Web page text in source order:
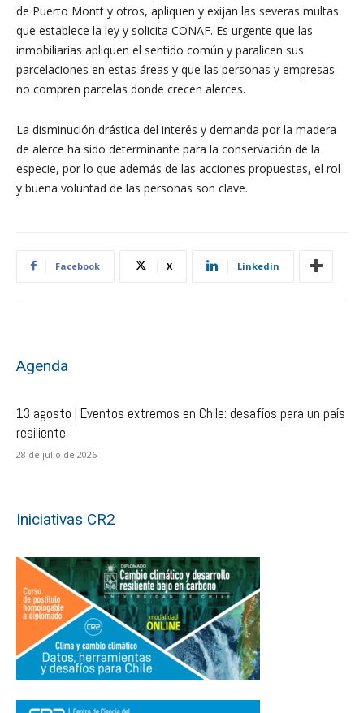
de Puerto Montt y otros, apliquen y exijan las severas multas
que establece la ley y solicita CONAF. Es urgente que las
inmobiliarias apliquen el sentido común y paralicen sus
parcelaciones en estas áreas y que las personas y empresas
no compren parcelas donde crecen alerces.
La disminución drástica del interés y demanda por la madera
de alerce ha sido determinante para la conservación de la
especie, por lo que además de las acciones propuestas, el rol
y buena voluntad de las personas son clave.
Facebook X Linkedin
Agenda
13 agosto | Eventos extremos en Chile: desafíos para un país
resiliente
28 de julio de 2026
Iniciativas CR2